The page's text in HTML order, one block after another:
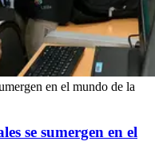
en el mundo de la
se sumergen en el